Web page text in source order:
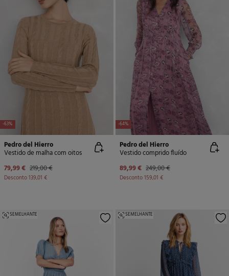
-63%
Pedro del Hierro
Vestido de malha com oitos
79,99 € 219,00 €
Desconto139,01 €
-64%
Pedro del Hierro
Vestido comprido fluído
89,99 € 249,00 €
Desconto159,01 €
SEMELHANTE SEMELHANTE